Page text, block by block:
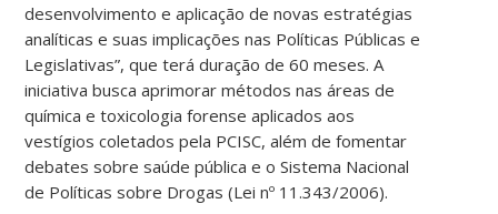
desenvolvimento e aplicação de novas estratégias
analíticas e suas implicações nas Políticas Públicas e
Legislativas”, que terá duração de 60 meses. A
iniciativa busca aprimorar métodos nas áreas de
química e toxicologia forense aplicados aos
vestígios coletados pela PCISC, além de fomentar
debates sobre saúde pública e o Sistema Nacional
de Políticas sobre Drogas (Lei nº 11.343/2006).